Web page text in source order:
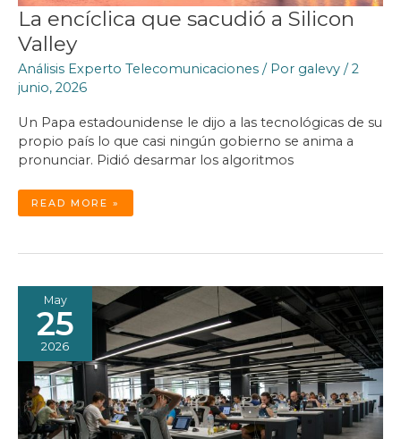
La encíclica que sacudió a Silicon
Valley
Análisis Experto Telecomunicaciones / Por galevy / 2
junio, 2026
Un Papa estadounidense le dijo a las tecnológicas de su
propio país lo que casi ningún gobierno se anima a
pronunciar. Pidió desarmar los algoritmos
LA
ENCÍCLICA
QUE
VALLEY
READ MORE »
May
25
2026